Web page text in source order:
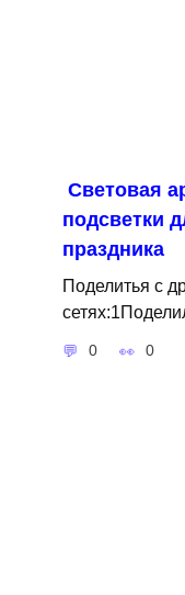
Световая
подсветки
праздника
Поделитья с
0 0